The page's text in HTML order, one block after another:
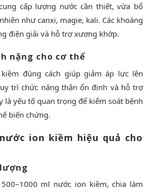
cấp lượng nước cần thiết, vừa bổ
như canxi, magie, kali. Các khoáng
điện giải và hỗ trợ xương khớp.
nặng cho cơ thể
đúng cách giúp giảm áp lực lên
trì chức năng thận ổn định và hỗ trợ
là yếu tố quan trọng để kiểm soát bệnh
biến chứng.
ion kiềm hiệu quả cho
ml nước ion kiềm, chia làm